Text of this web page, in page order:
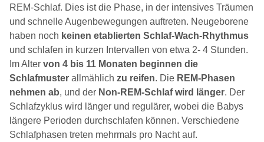
REM-Schlaf. Dies ist die Phase, in der intensives Träumen
und schnelle Augenbewegungen auftreten. Neugeborene
haben noch keinen etablierten Schlaf-Wach-Rhythmus
und schlafen in kurzen Intervallen von etwa 2- 4 Stunden.
Im Alter von 4 bis 11 Monaten beginnen die
Schlafmuster allmählich zu reifen. Die REM-Phasen
nehmen ab, und der Non-REM-Schlaf wird länger. Der
Schlafzyklus wird länger und regulärer, wobei die Babys
längere Perioden durchschlafen können. Verschiedene
Schlafphasen treten mehrmals pro Nacht auf.